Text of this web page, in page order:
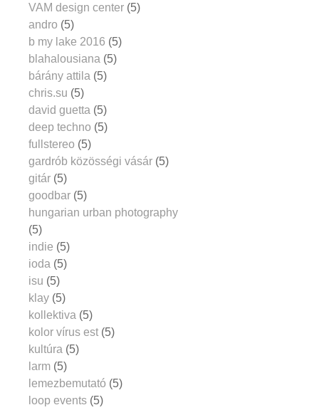
VAM design center (5)
andro (5)
b my lake 2016 (5)
blahalousiana (5)
bárány attila (5)
chris.su (5)
david guetta (5)
deep techno (5)
fullstereo (5)
gardrób közösségi vásár (5)
gitár (5)
goodbar (5)
hungarian urban photography
(5)
indie (5)
ioda (5)
isu (5)
klay (5)
kollektiva (5)
kolor vírus est (5)
kultúra (5)
larm (5)
lemezbemutató (5)
loop events (5)